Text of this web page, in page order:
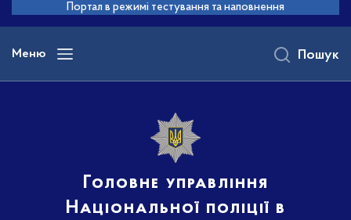
основного
вмісту
Портал в режимі тестування та наповнення
Меню
Головне управління
Національної поліції в
Пошук